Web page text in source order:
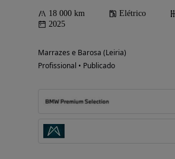
18 000 km Elétrico
2025
Marrazes e Barosa (Leiria)
Profissional • Publicado